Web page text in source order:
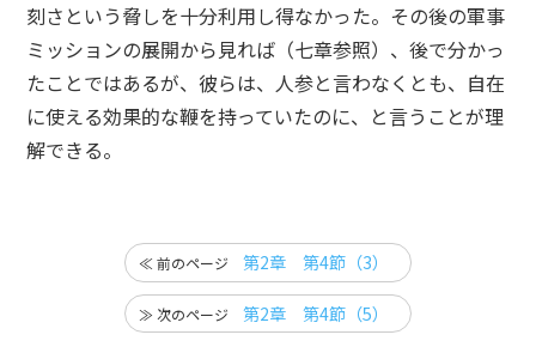
刻さという脅しを十分利用し得なかった。その後の軍事
ミッションの展開から見れば（七章参照）、後で分かっ
たことではあるが、彼らは、人参と言わなくとも、自在
に使える効果的な鞭を持っていたのに、と言うことが理
解できる。
第2章 第4節（3）
第2章 第4節（5）